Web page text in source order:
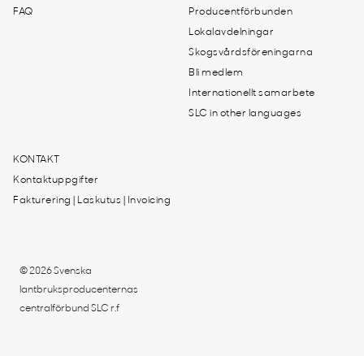
FAQ Producentförbunden
Lokalavdelningar
Skogsvårdsföreningarna
Bli medlem
Internationellt samarbete
SLC in other languages
KONTAKT
Kontaktuppgifter
Fakturering | Laskutus | Invoicing
© 2026 Svenska
lantbruksproducenternas
centralförbund SLC r.f